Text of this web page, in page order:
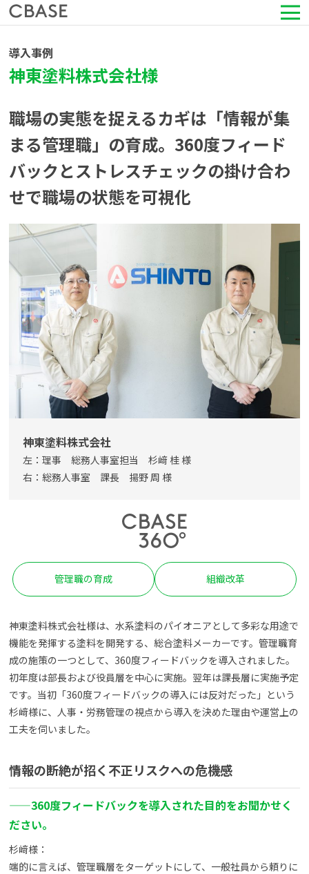
サービス
活用シーン
導入事例
セミナー情報
HRコラム
お知らせ
会社情報
よくある質問
資料請求(無料) お見積もり依頼
導入事例
神東塗料株式会社様
職場の実態を捉えるカギは「情報が集
まる管理職」の育成。360度フィード
バックとストレスチェックの掛け合わ
せで職場の状態を可視化
神東塗料株式会社
左：理事 総務人事室担当 杉﨑 桂 様
右：総務人事室 課長 揚野 周 様
管理職の育成 組織改革
神東塗料株式会社様は、水系塗料のパイオニアとして多彩な用途で
機能を発揮する塗料を開発する、総合塗料メーカーです。管理職育
成の施策の一つとして、360度フィードバックを導入されました。
初年度は部長および役員層を中心に実施。翌年は課長層に実施予定
です。当初「360度フィードバックの導入には反対だった」という
杉﨑様に、人事・労務管理の視点から導入を決めた理由や運営上の
工夫を伺いました。
情報の断絶が招く不正リスクへの危機感
——360度フィードバックを導入された目的をお聞かせく
ださい。
杉﨑様：
端的に言えば、管理職層をターゲットにして、一般社員から頼りに